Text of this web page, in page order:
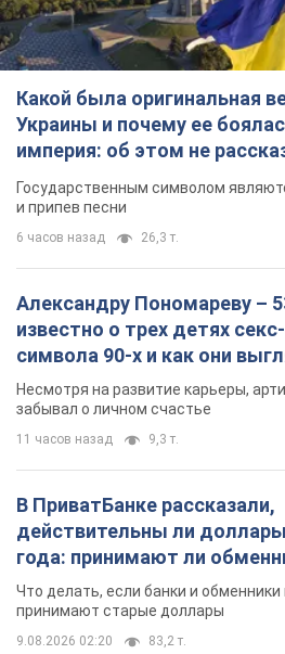
Какой была оригинальная
Украины и почему ее
империя: об этом не
Государственным символом
и припев песни
6 часов назад 26,3 т.
Александру Пономареву –
известно о трех детях секс-
символа 90-х и как они
Несмотря на развитие карьеры,
забывал о личном счастье
11 часов назад 9,3 т.
В ПриватБанке рассказали,
действительны ли
года: принимают ли
банки такие купюры
Что делать, если банки и обменники
принимают старые доллары
9.08.2026 02:20 83,2 т.